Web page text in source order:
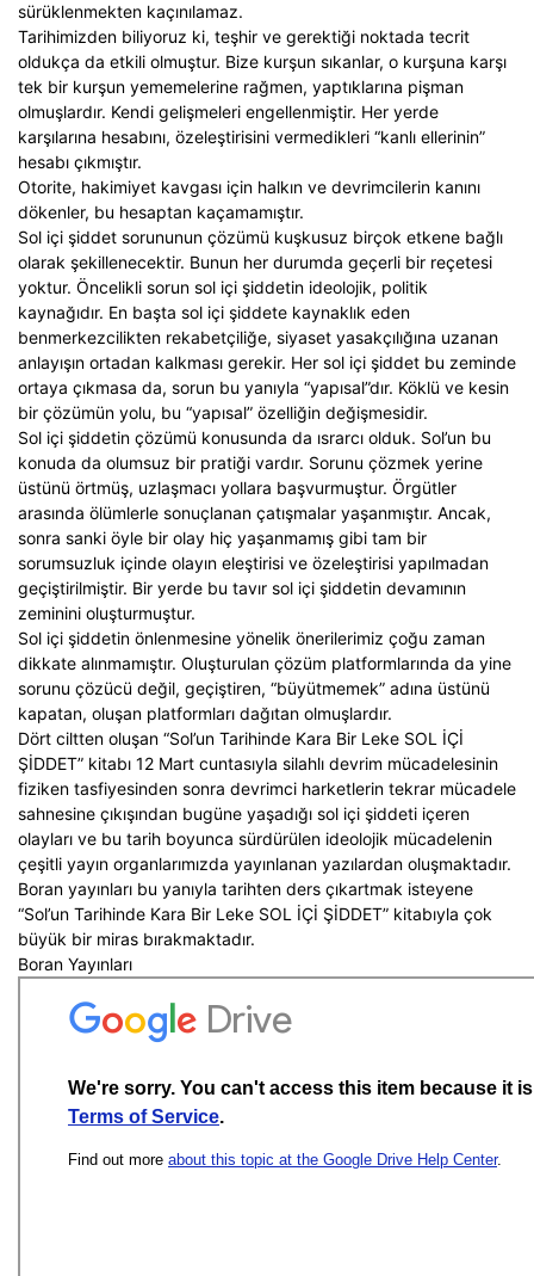
sürüklenmekten kaçınılamaz.
Tarihimizden biliyoruz ki, teşhir ve gerektiği noktada tecrit
oldukça da etkili olmuştur. Bize kurşun sıkanlar, o kurşuna karşı
tek bir kurşun yememelerine rağmen, yaptıklarına pişman
olmuşlardır. Kendi gelişmeleri engellenmiştir. Her yerde
karşılarına hesabını, özeleştirisini vermedikleri “kanlı ellerinin”
hesabı çıkmıştır.
Otorite, hakimiyet kavgası için halkın ve devrimcilerin kanını
dökenler, bu hesaptan kaçamamıştır.
Sol içi şiddet sorununun çözümü kuşkusuz birçok etkene bağlı
olarak şekillenecektir. Bunun her durumda geçerli bir reçetesi
yoktur. Öncelikli sorun sol içi şiddetin ideolojik, politik
kaynağıdır. En başta sol içi şiddete kaynaklık eden
benmerkezcilikten rekabetçiliğe, siyaset yasakçılığına uzanan
anlayışın ortadan kalkması gerekir. Her sol içi şiddet bu zeminde
ortaya çıkmasa da, sorun bu yanıyla “yapısal”dır. Köklü ve kesin
bir çözümün yolu, bu “yapısal” özelliğin değişmesidir.
Sol içi şiddetin çözümü konusunda da ısrarcı olduk. Sol’un bu
konuda da olumsuz bir pratiği vardır. Sorunu çözmek yerine
üstünü örtmüş, uzlaşmacı yollara başvurmuştur. Örgütler
arasında ölümlerle sonuçlanan çatışmalar yaşanmıştır. Ancak,
sonra sanki öyle bir olay hiç yaşanmamış gibi tam bir
sorumsuzluk içinde olayın eleştirisi ve özeleştirisi yapılmadan
geçiştirilmiştir. Bir yerde bu tavır sol içi şiddetin devamının
zeminini oluşturmuştur.
Sol içi şiddetin önlenmesine yönelik önerilerimiz çoğu zaman
dikkate alınmamıştır. Oluşturulan çözüm platformlarında da yine
sorunu çözücü değil, geçiştiren, “büyütmemek” adına üstünü
kapatan, oluşan platformları dağıtan olmuşlardır.
Dört ciltten oluşan “Sol’un Tarihinde Kara Bir Leke SOL İÇİ
ŞİDDET” kitabı 12 Mart cuntasıyla silahlı devrim mücadelesinin
fiziken tasfiyesinden sonra devrimci harketlerin tekrar mücadele
sahnesine çıkışından bugüne yaşadığı sol içi şiddeti içeren
olayları ve bu tarih boyunca sürdürülen ideolojik mücadelenin
çeşitli yayın organlarımızda yayınlanan yazılardan oluşmaktadır.
Boran yayınları bu yanıyla tarihten ders çıkartmak isteyene
“Sol’un Tarihinde Kara Bir Leke SOL İÇİ ŞİDDET” kitabıyla çok
büyük bir miras bırakmaktadır.
Boran Yayınları